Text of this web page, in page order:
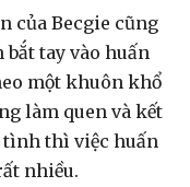
của Becgie cũng
tay vào huấn
một khuôn khổ
làm quen và kết
tình thì việc huấn
nhiều.